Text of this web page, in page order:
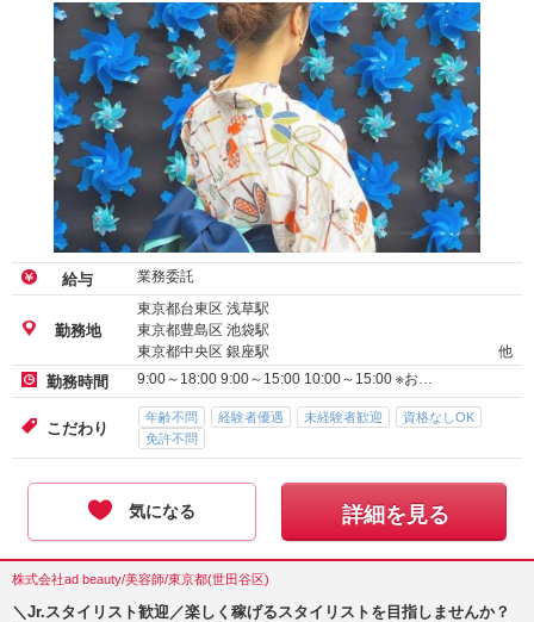
給与 業務委託
勤務地
東京都台東区 浅草駅
東京都豊島区 池袋駅
東京都中央区 銀座駅
他
勤務時間 9:00～18:00 9:00～15:00 10:00～15:00 ※お…
こだわり
年齢不問 経験者優遇 未経験者歓迎
資格なしOK
免許不問
気になる 詳細を見る
株式会社ad beauty/美容師/東京都(世田谷区)
＼Jr.スタイリスト歓迎／楽しく稼げるスタイリストを目指しませんか？